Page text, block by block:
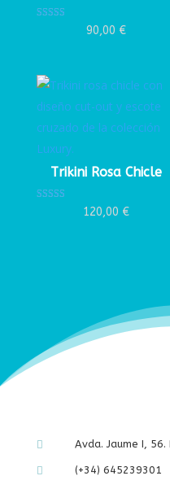
Valorado con90,00 €
Trikini Rosa Chicle
Valorado con120,00 €
 Avda. Jaume I,
 (+34) 645239301